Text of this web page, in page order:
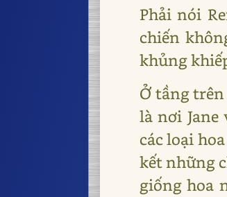
Phải nói
chiến
khủng
Ở tầng
là nơi Jane
các loại
kết những
giống hoa